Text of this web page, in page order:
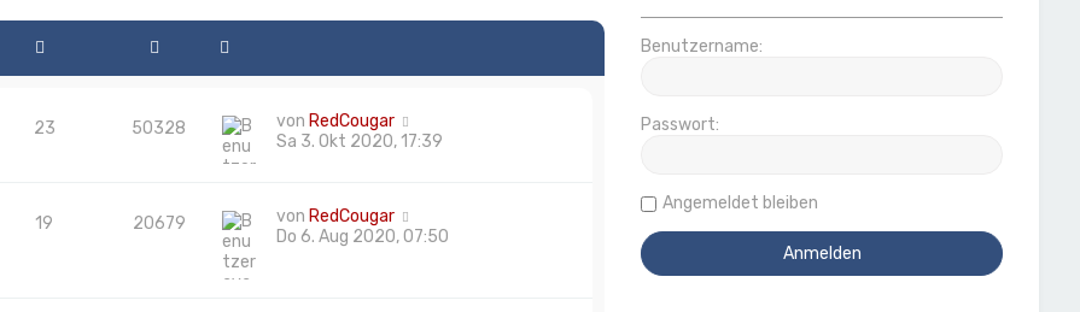
23 50328 von RedCougar
Sa 3. Okt 2020, 17:39
19 20679 von RedCougar
Do 6. Aug 2020, 07:50
Benutzername:
Passwort:
Angemeldet bleiben